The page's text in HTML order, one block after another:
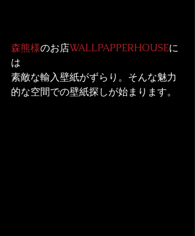
森熊様のお店WALLPAPPERHOUSEに
は
素敵な輸入壁紙がずらり。そんな魅力
的な空間での壁紙探しが始まります。